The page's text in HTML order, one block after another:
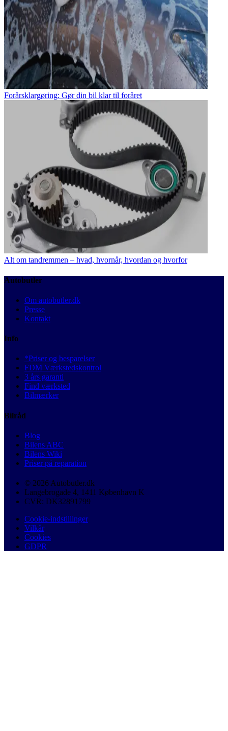
Forårsklargøring: Gør din bil klar til foråret
Alt om tandremmen – hvad, hvornår, hvordan og hvorfor
Autobutler
Om autobutler.dk
Presse
Kontakt
Info
*Priser og besparelser
FDM Værkstedskontrol
3 års garanti
Find værksted
Bilmærker
Bilråd
Blog
Bilens ABC
Bilens Wiki
Priser på reparation
© 2026 Autobutler.dk
Langebrogade 4, 1411 København K
CVR: DK32891799
Cookie-indstillinger
Vilkår
Cookies
GDPR